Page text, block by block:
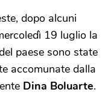
dopo alcuni
19 luglio la
paese sono state
accomunate dalla
Dina Boluarte.